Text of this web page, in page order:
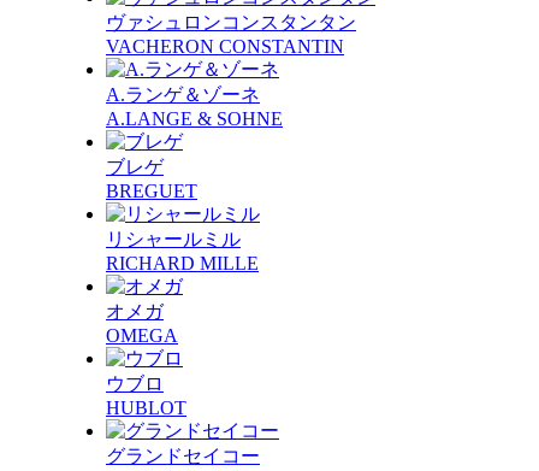
ヴァシュロンコンスタンタン
VACHERON CONSTANTIN
A.ランゲ＆ゾーネ
A.LANGE & SOHNE
ブレゲ
BREGUET
リシャールミル
RICHARD MILLE
オメガ
OMEGA
ウブロ
HUBLOT
グランドセイコー